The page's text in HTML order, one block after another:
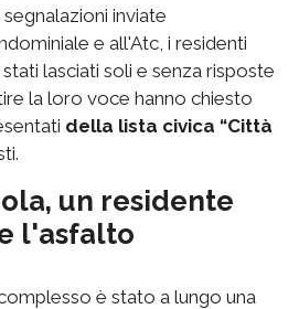
inviate
e all'Atc, i residenti
lasciati soli e senza risposte
la loro voce hanno chiesto
della lista civica “Città
un residente
l'asfalto
è stato a lungo una